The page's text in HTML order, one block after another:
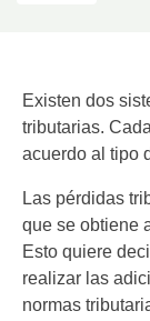
Existen dos
tributarias.
acuerdo al tipo
Las pérdidas
que se obtiene
Esto quiere
realizar las
normas